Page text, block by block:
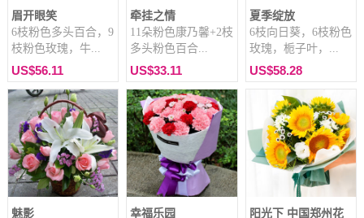
眉开眼笑
6枝粉色多头百合，9
枝粉色玫瑰，牛...
US$56.11
牵挂之情
11朵粉色康乃馨+2枝
多头粉色百合...
US$33.11
夏季绽放
6枝向日葵，6枝粉色
玫瑰，栀子叶，...
US$58.28
魅影
幸福乐园
阳光下 中国郑州花